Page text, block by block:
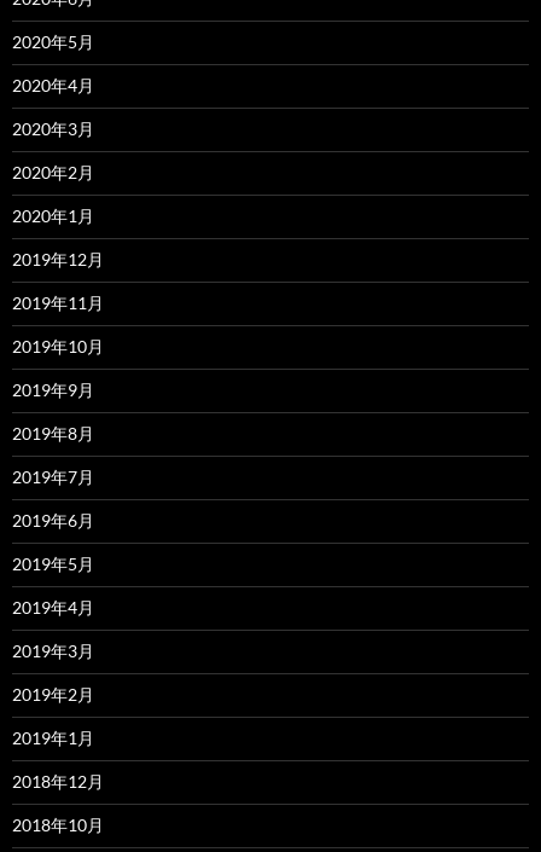
2020年5月
2020年4月
2020年3月
2020年2月
2020年1月
2019年12月
2019年11月
2019年10月
2019年9月
2019年8月
2019年7月
2019年6月
2019年5月
2019年4月
2019年3月
2019年2月
2019年1月
2018年12月
2018年10月